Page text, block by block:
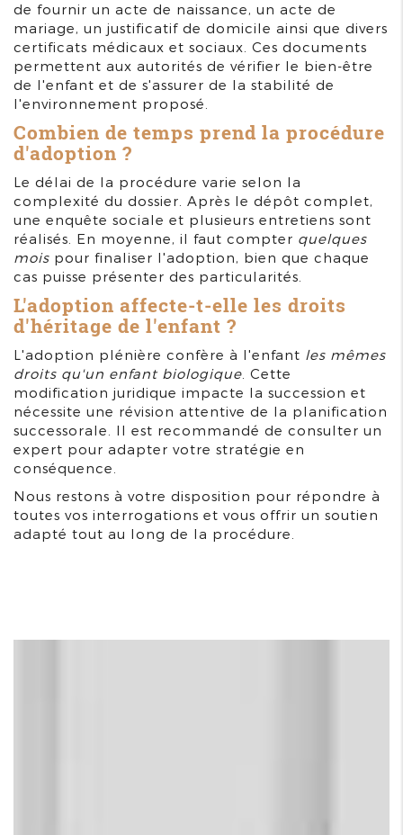
de fournir un acte de naissance, un acte de
mariage, un justificatif de domicile ainsi que divers
certificats médicaux et sociaux. Ces documents
permettent aux autorités de vérifier le bien-être
de l'enfant et de s'assurer de la stabilité de
l'environnement proposé.
Combien de temps prend la procédure
d'adoption ?
Le délai de la procédure varie selon la
complexité du dossier. Après le dépôt complet,
une enquête sociale et plusieurs entretiens sont
réalisés. En moyenne, il faut compter quelques
mois pour finaliser l'adoption, bien que chaque
cas puisse présenter des particularités.
L'adoption affecte-t-elle les droits
d'héritage de l'enfant ?
L'adoption plénière confère à l'enfant les mêmes
droits qu'un enfant biologique . Cette
modification juridique impacte la succession et
nécessite une révision attentive de la planification
successorale. Il est recommandé de consulter un
expert pour adapter votre stratégie en
conséquence.
Nous restons à votre disposition pour répondre à
toutes vos interrogations et vous offrir un soutien
adapté tout au long de la procédure.